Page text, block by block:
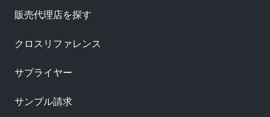
販売代理店を探す
クロスリファレンス
サプライヤー
サンプル請求